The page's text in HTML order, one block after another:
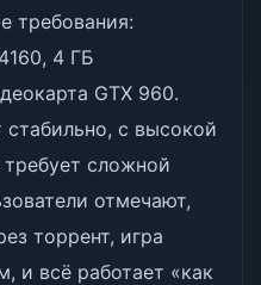
требования:
4 ГБ
GTX 960.
с высокой
сложной
отмечают,
торрент, игра
и всё работает «как